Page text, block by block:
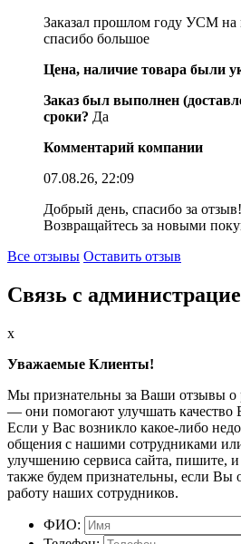
Заказал прошлом году УСМ на
спасибо большое
Цена, наличие товара были
Заказ был выполнен
сроки? Да
Комментарий компании
07.08.26, 22:09
Добрый день, спасибо за
Возвращайтесь за новыми
Все отзывы Оставить отзыв
Связь с
x
Уважаемые Клиенты!
Мы признательны за Ваши отзывы о
— они помогают улучшать качество
Если у Вас возникло какое-либо
общения с нашими сотрудниками
улучшению сервиса сайта,
также будем признательны, если Вы
работу наших сотрудников.
ФИО: